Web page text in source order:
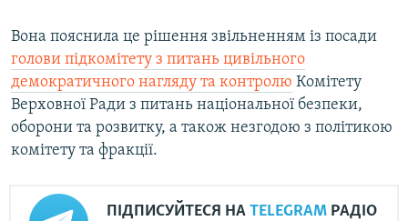
Вона пояснила це рішення звільненням із посади
голови підкомітету з питань цивільного
демократичного нагляду та контролю Комітету
Верховної Ради з питань національної безпеки,
оборони та розвитку, а також незгодою з політикою
комітету та фракції.
ПІДПИСУЙТЕСЯ НА TELEGRAM РАДІО